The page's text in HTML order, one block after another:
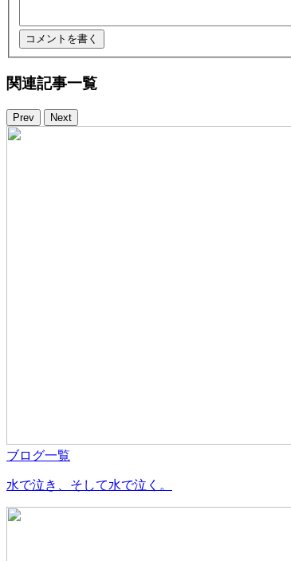
関連記事一覧
Prev Next
ブログ一覧
水で泣き、そして水で泣く。